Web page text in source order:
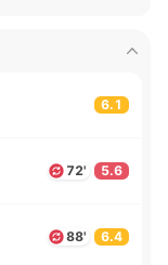
6.1
72' 5.6
88' 6.4